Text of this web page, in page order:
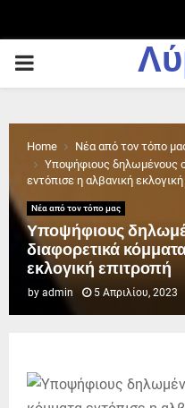
PRIMARY
Home
Νέα από τον τόπο
Υποψήφιους δηλωμένους
εντόπισε η αλβανική
Νέα από τον τόπο μας
Υποψήφιους
διαφορετικά
εκλογική επιτροπή
by admin 5 Απριλίου, 2023